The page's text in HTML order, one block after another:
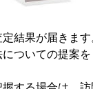
結果が届きます
ついての提案
する場合は、